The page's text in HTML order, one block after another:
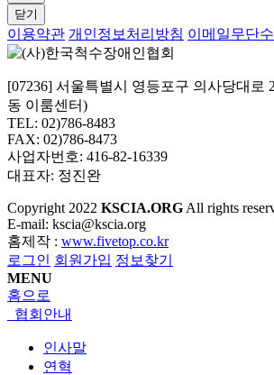
닫기
이용약관 개인정보처리방침 이메일무단
[07236] 서울특별시 영등포구 의사당대로
동 이룸센터)
TEL: 02)786-8483
FAX: 02)786-8473
사업자번호: 416-82-16339
대표자: 정진완
Copyright 2022 KSCIA.ORG All rights
E-mail: kscia@kscia.org
홈제작 : www.fivetop.co.kr
로그인 회원가입 정보찾기
MENU
홈으로
협회안내
인사말
연혁